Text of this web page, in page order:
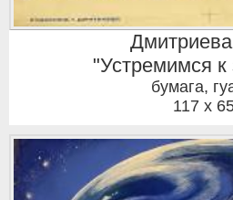
"Устремимся к
бумага,
117 x